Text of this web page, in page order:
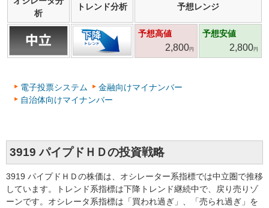
析
トレンド分析 予想レンジ
予想高値
2,800円
予想安値
2,800円
電子投票システム
金融向けマイナンバー
自治体向けマイナンバー
3919 パイプドＨＤの投資戦略
3919 パイプドＨＤの株価は、オシレーター系指標では中立圏で推移
しています。トレンド系指標は下降トレンド継続中で、戻り売りゾ
ーンです。オシレータ系指標は「買われ過ぎ」、「売られ過ぎ」を